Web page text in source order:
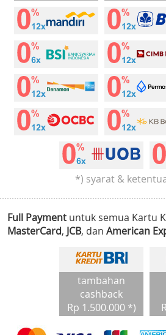
*) syarat &
Full Payment untuk semua Kartu
MasterCard, JCB, dan American
tambahan
cashback
Rp 1.500.000 *)